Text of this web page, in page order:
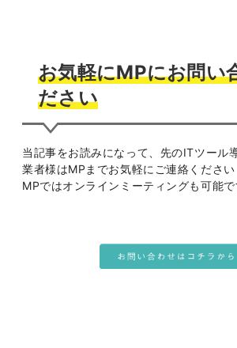
お気軽にMPにお問い
ださい
当記事をお読みになって、先のITツール
業者様はMPまでお気軽にご連絡ください
MPではオンラインミーティングも可能で